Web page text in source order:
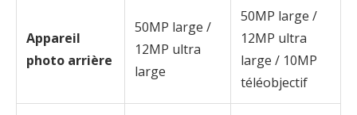
Appareil
photo arrière
50MP large /
12MP ultra
large
50MP large /
12MP ultra
large / 10MP
téléobjectif